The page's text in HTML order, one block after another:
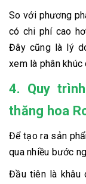
So với phương
có chi phí cao
Đây cũng là lý
xem là phân
4. Quy
thăng hoa
Để tạo ra sản
qua nhiều bước
Đầu tiên là khâu